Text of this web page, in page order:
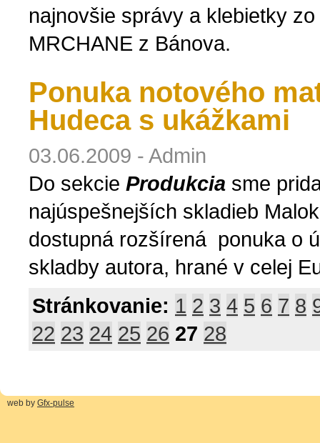
najnovšie správy a klebietky
MRCHANE z Bánova.
Ponuka notového
Hudeca s ukážkami
03.06.2009 - Admin
Do sekcie Produkcia sme
najúspešnejších skladieb
dostupná rozšírená ponuka o
skladby autora, hrané v celej
Stránkovanie: 1 2 3 4 5 6 7 8
22 23 24 25 26 27 28
web by Gfx-pulse